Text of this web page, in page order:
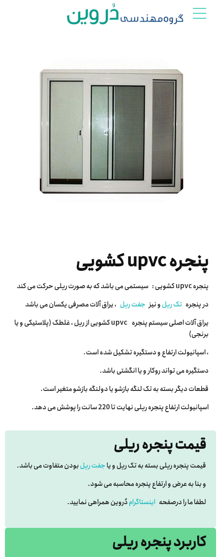
پنجره upvc کشویی
پنجره upvc کشویی : سیستمی می باشد که به صورت ریلی حرکت می کند
در پنجره تک ریلو نیز جفت ریل ، یراق آلات مصرفی یکسان می باشد
یراق آلات اصلی سیستم پنجره upvc کشویی از ریل ، غلطک (پلاستیکی و یا
برنجی)
، اسپانیولت ارتفاع و دستگیره تشکیل شده است.
دستگیره می تواند روکار و یا انگشتی باشد.
قطعات دیگر بسته به تک لنگه بازشو یا دولنگه بازشو متغیر است.
اسپانیولت ارتفاع پنجره ریلی نهایت تا 220 سانت را پوشش می دهد.
قیمت پنجره ریلی
قیمت پنجره ریلی بسته به تک ریل و یاجفت ریلبودن متفاوت می باشد.
و بنا به عرض و ارتفاع پنجره محاسبه می شود.
لطفا ما را درصفحه اینستاگرامدُروین همراهی نمایید.
کاربرد پنجره ریلی